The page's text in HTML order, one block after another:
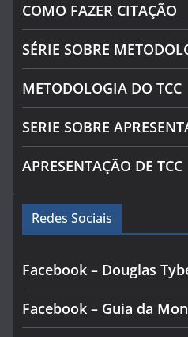
COMO FAZER CITAÇÃO
SÉRIE SOBRE
METODOLOGIA DO TCC
SERIE SOBRE
APRESENTAÇÃO DE TCC
Redes Sociais
Facebook – Douglas
Facebook – Guia da